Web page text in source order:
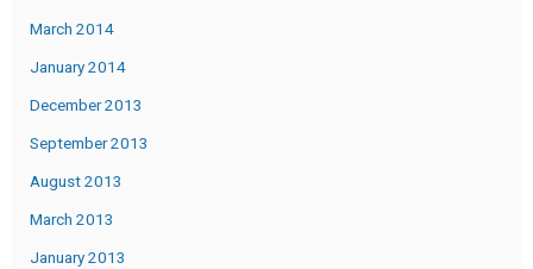
March 2014
January 2014
December 2013
September 2013
August 2013
March 2013
January 2013